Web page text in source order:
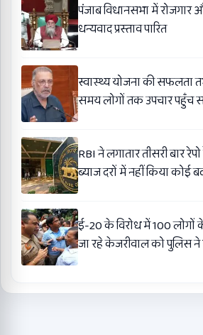
पंजाब विधानसभा में रोजगार
धन्यवाद प्रस्ताव पारित
स्वास्थ्य योजना की सफलता
समय लोगों तक उपचार पहुँच
RBI ने लगातार तीसरी बार
ब्याज दरों में नहीं किया कोई
ई-20 के विरोध में 100 लोगों
जा रहे केजरीवाल को पुलिस ने